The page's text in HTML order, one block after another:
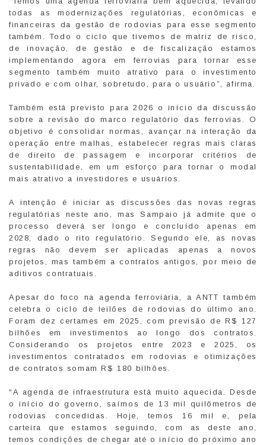
todas as modernizações regulatórias, econômicas e
financeiras da gestão de rodovias para esse segmento
também. Todo o ciclo que tivemos de matriz de risco,
de inovação, de gestão e de fiscalização estamos
implementando agora em ferrovias para tornar esse
segmento também muito atrativo para o investimento
privado e com olhar, sobretudo, para o usuário”, afirma.
Também está previsto para 2026 o início da discussão
sobre a revisão do marco regulatório das ferrovias. O
objetivo é consolidar normas, avançar na interação da
operação entre malhas, estabelecer regras mais claras
de direito de passagem e incorporar critérios de
sustentabilidade, em um esforço para tornar o modal
mais atrativo a investidores e usuários.
A intenção é iniciar as discussões das novas regras
regulatórias neste ano, mas Sampaio já admite que o
processo deverá ser longo e concluído apenas em
2028, dado o rito regulatório. Segundo ele, as novas
regras não devem ser aplicadas apenas a novos
projetos, mas também a contratos antigos, por meio de
aditivos contratuais.
Apesar do foco na agenda ferroviária, a ANTT também
celebra o ciclo de leilões de rodovias do último ano.
Foram dez certames em 2025, com previsão de R$ 127
bilhões em investimentos ao longo dos contratos.
Considerando os projetos entre 2023 e 2025, os
investimentos contratados em rodovias e otimizações
de contratos somam R$ 180 bilhões.
“A agenda de infraestrutura está muito aquecida. Desde
o início do governo, saímos de 13 mil quilômetros de
rodovias concedidas. Hoje, temos 16 mil e, pela
carteira que estamos seguindo, com as deste ano,
temos condições de chegar até o início do próximo ano